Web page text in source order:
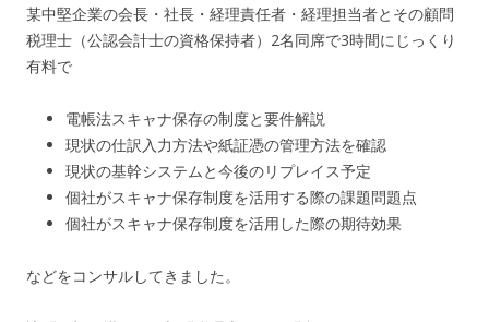
某中堅企業の会長・社長・経理責任者・経理担当者とその顧問
税理士（公認会計士の資格保持者）2名同席で3時間にじっくり
有料で
電帳法スキャナ保存の制度と要件解説
現状の仕訳入力方法や紙証憑の管理方法を確認
現状の基幹システムと今後のリプレイス予定
個社がスキャナ保存制度を活用する際の課題問題点
個社がスキャナ保存制度を活用した際の期待効果
などをコンサルしてきました。